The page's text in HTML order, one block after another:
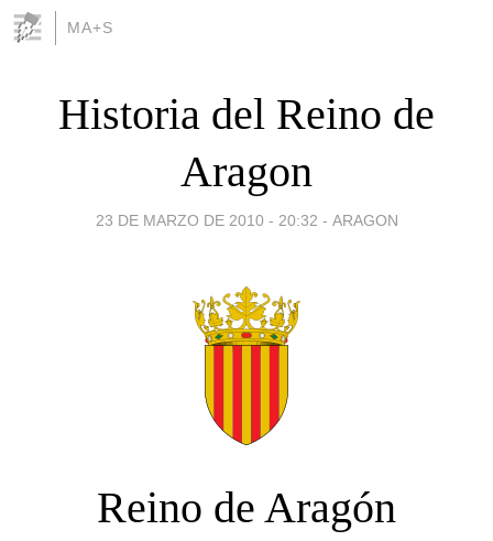
MA+S
Historia del Reino de
Aragon
23 DE MARZO DE 2010 - 20:32 - ARAGON
Reino de Aragón